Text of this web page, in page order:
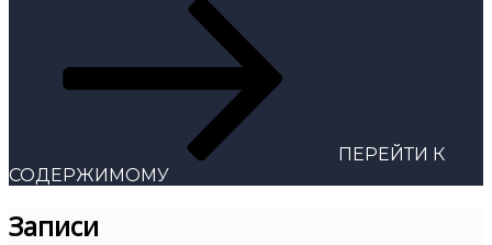
ПЕРЕЙТИ К
СОДЕРЖИМОМУ
Записи